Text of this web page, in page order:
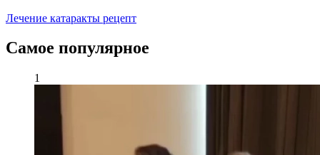
Лечение катаракты рецепт
Самое популярное
1